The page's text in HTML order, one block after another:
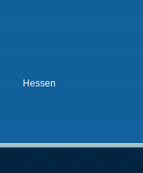
Hessen